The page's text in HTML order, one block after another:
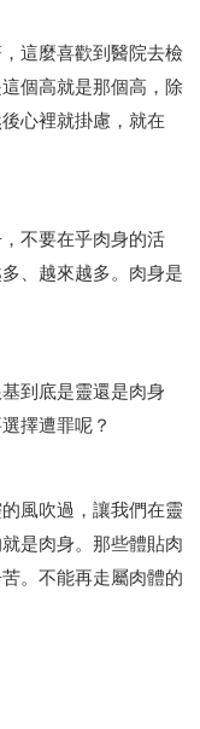
這麼喜歡到醫院去檢
個高就是那個高，除
心裡就掛慮，就在
不要在乎肉身的活
、越來越多。肉身是
到底是靈還是肉身
擇遭罪呢？
風吹過，讓我們在靈
是肉身。那些體貼肉
。不能再走屬肉體的